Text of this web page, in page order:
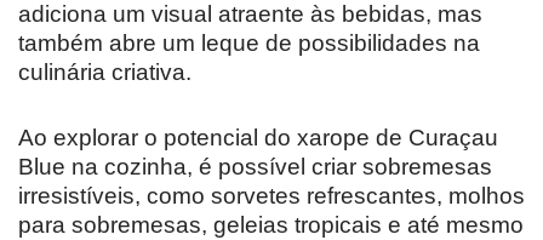
adiciona um visual atraente às bebidas, mas
também abre um leque de possibilidades na
culinária criativa.
Ao explorar o potencial do xarope de Curaçau
Blue na cozinha, é possível criar sobremesas
irresistíveis, como sorvetes refrescantes, molhos
para sobremesas, geleias tropicais e até mesmo